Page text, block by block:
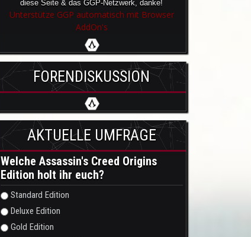
diese Seite & das GGP-Netzwerk, danke!
Unterstütze GGP automatisch mit Browser
AddOn's
FORENDISKUSSION
AKTUELLE UMFRAGE
Welche Assassin's Creed Origins
Edition holt ihr euch?
Auswahlmöglichkeiten
Standard Edition
Deluxe Edition
Gold Edition